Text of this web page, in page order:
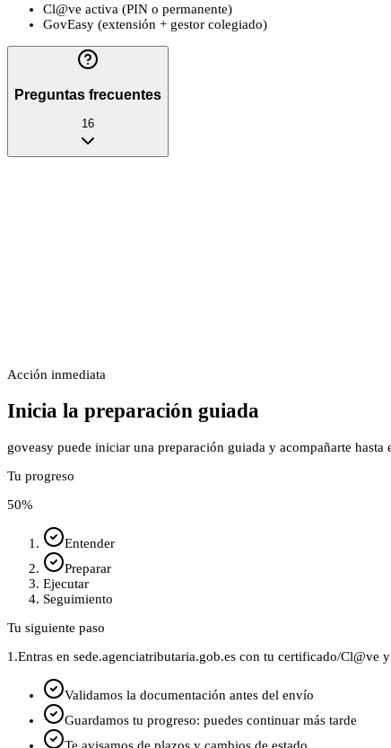
Cl@ve activa (PIN o permanente)
GovEasy (extensión + gestor colegiado)
Preguntas frecuentes
16
Acción inmediata
Inicia la preparación guiada
goveasy puede iniciar una preparación guiada y acompañarte
Tu progreso
50%
Entender
Preparar
Ejecutar
Seguimiento
Tu siguiente paso
1.Entras en sede.agenciatributaria.gob.es con tu certificado/
Validamos la documentación antes del envío
Guardamos tu progreso: puedes continuar más tarde
Te avisamos de plazos y cambios de estado